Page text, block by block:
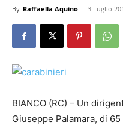
By Raffaella Aquino - 3 Luglio
BIANCO (RC) – Un
Giuseppe Palamara, di